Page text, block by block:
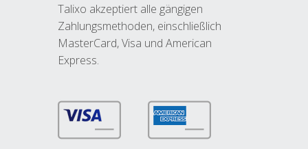
Talixo akzeptiert alle gängigen
Zahlungsmethoden, einschließlich
MasterCard, Visa und American
Express.